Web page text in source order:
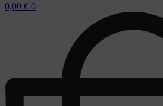
0,00 € 0